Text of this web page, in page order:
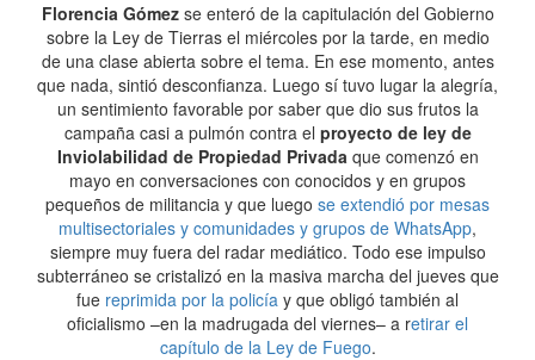
Florencia Gómezse enteró de la capitulación del Gobierno
sobre la Ley de Tierras el miércoles por la tarde, en medio
de una clase abierta sobre el tema. En ese momento, antes
que nada, sintió desconfianza. Luego sí tuvo lugar la alegría,
un sentimiento favorable por saber que dio sus frutos la
campaña casi a pulmón contra el proyecto de ley de
Inviolabilidad de Propiedad Privadaque comenzó en
mayo en conversaciones con conocidos y en grupos
pequeños de militancia y que luego se extendió por mesas
multisectoriales y comunidades y grupos de WhatsApp,
siempre muy fuera del radar mediático. Todo ese impulso
subterráneo se cristalizó en la masiva marcha del jueves que
fue reprimida por la policía y que obligó también al
oficialismo –en la madrugada del viernes– a retirar el
capítulo de la Ley de Fuego.